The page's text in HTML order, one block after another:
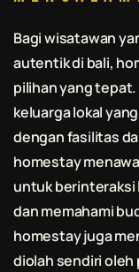
Bagi wisatawan
autentik di bali,
pilihan yang
keluarga lokal
dengan fasilitas
homestay
untuk berinteraksi
dan memahami
homestay juga
diolah sendiri oleh